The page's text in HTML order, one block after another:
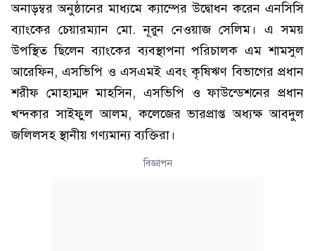
অনাড়ম্বর অনুষ্ঠানের মাধ্যমে ক্যাম্পের উদ্বোধন করেন এনসিসি
ব্যাংকের চেয়ারম্যান মো. নূরুন নেওয়াজ সেলিম। এ সময়
উপস্থিত ছিলেন ব্যাংকের ব্যবস্থাপনা পরিচালক এম শামসুল
আরেফিন, এসভিপি ও এসএমই এবং কৃষিঋণ বিভাগের প্রধান
শরীফ মোহাম্মদ মাহসিন, এসভিপি ও ফাউন্ডেশনের প্রধান
খন্দকার সাইফুল আলম, কলেজের ভারপ্রাপ্ত অধ্যক্ষ আবদুল
জলিলসহ স্থানীয় গণ্যমান্য ব্যক্তিরা।
বিজ্ঞাপন